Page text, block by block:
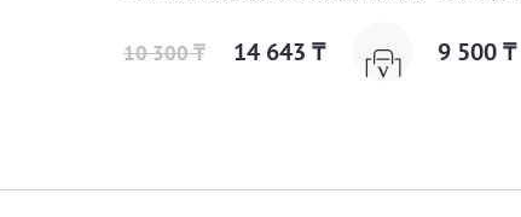
10 300 ₸ 14 643 ₸ 9 500 ₸